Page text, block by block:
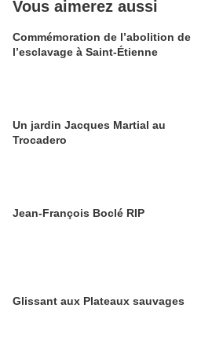
Vous aimerez aussi
Commémoration de l’abolition de
l’esclavage à Saint-Étienne
Un jardin Jacques Martial au
Trocadero
Jean-François Boclé RIP
Glissant aux Plateaux sauvages